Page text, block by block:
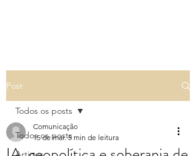
Post
Todos os posts
Todos os posts
Comunicação
15 de mai. 5 min de leitura